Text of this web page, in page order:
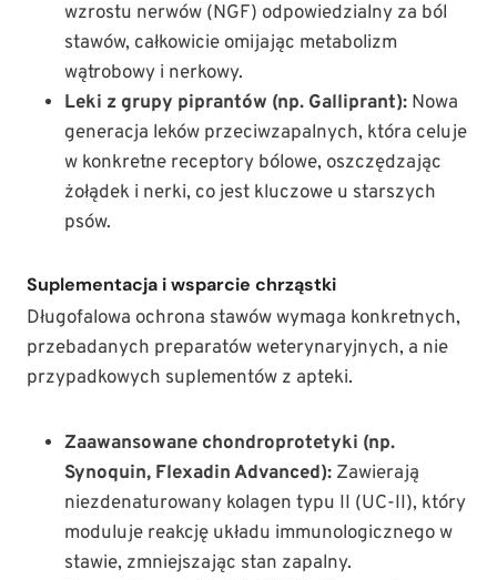
wzrostu nerwów (NGF) odpowiedzialny za ból
stawów, całkowicie omijając metabolizm
wątrobowy i nerkowy.
Leki z grupy piprantów (np. Galliprant): Nowa
generacja leków przeciwzapalnych, która celuje
w konkretne receptory bólowe, oszczędzając
żołądek i nerki, co jest kluczowe u starszych
psów.
Suplementacja i wsparcie chrząstki
Długofalowa ochrona stawów wymaga konkretnych,
przebadanych preparatów weterynaryjnych, a nie
przypadkowych suplementów z apteki.
Zaawansowane chondroprotetyki (np.
Synoquin, Flexadin Advanced): Zawierają
niezdenaturowany kolagen typu II (UC-II), który
moduluje reakcję układu immunologicznego w
stawie, zmniejszając stan zapalny.